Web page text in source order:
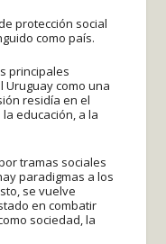
protección social
como país.
principales
Uruguay como una
residía en el
educación, a la
tramas sociales
paradigmas a los
se vuelve
en combatir
sociedad, la